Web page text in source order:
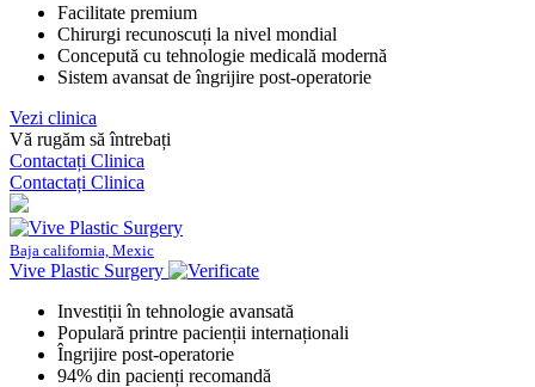
Facilitate premium
Chirurgi recunoscuți la nivel mondial
Concepută cu tehnologie medicală modernă
Sistem avansat de îngrijire post-operatorie
Vezi clinica
Vă rugăm să întrebați
Contactați Clinica
Contactați Clinica
Baja california, Mexic
Vive Plastic Surgery
Investiții în tehnologie avansată
Populară printre pacienții internaționali
Îngrijire post-operatorie
94% din pacienți recomandă